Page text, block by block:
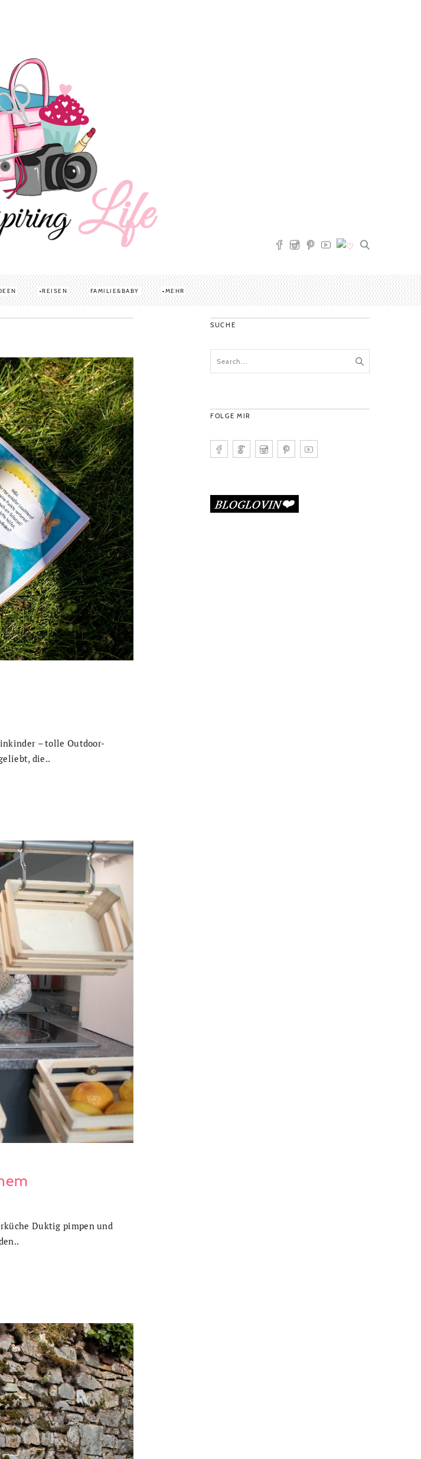
REISEN FAMILIE&BABY MEHR
– tolle Outdoor-
die..
Duktig pimpen und
SUCHE
FOLGE MIR